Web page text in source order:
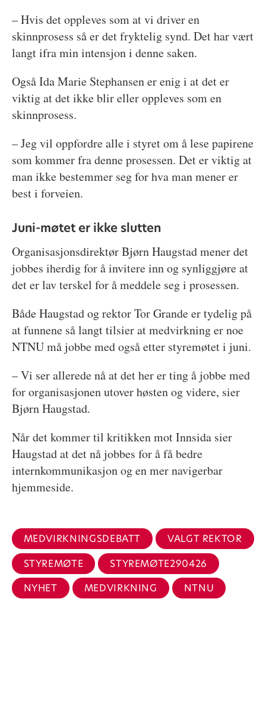
– Hvis det oppleves som at vi driver en
skinnprosess så er det fryktelig synd. Det har vært
langt ifra min intensjon i denne saken.
Også Ida Marie Stephansen er enig i at det er
viktig at det ikke blir eller oppleves som en
skinnprosess.
– Jeg vil oppfordre alle i styret om å lese papirene
som kommer fra denne prosessen. Det er viktig at
man ikke bestemmer seg for hva man mener er
best i forveien.
Juni-møtet er ikke slutten
Organisasjonsdirektør Bjørn Haugstad mener det
jobbes iherdig for å invitere inn og synliggjøre at
det er lav terskel for å meddele seg i prosessen.
Både Haugstad og rektor Tor Grande er tydelig på
at funnene så langt tilsier at medvirkning er noe
NTNU må jobbe med også etter styremøtet i juni.
– Vi ser allerede nå at det her er ting å jobbe med
for organisasjonen utover høsten og videre, sier
Bjørn Haugstad.
Når det kommer til kritikken mot Innsida sier
Haugstad at det nå jobbes for å få bedre
internkommunikasjon og en mer navigerbar
hjemmeside.
MEDVIRKNINGSDEBATT
VALGT REKTOR
STYREMØTE
STYREMØTE290426
NYHET
MEDVIRKNING NTNU